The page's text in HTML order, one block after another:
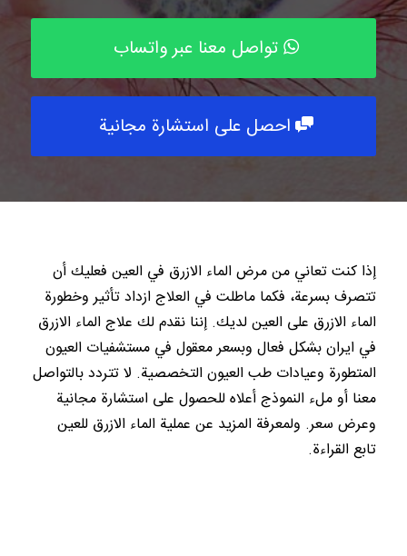
تواصل معنا عبر واتساب
احصل على استشارة مجانية
إذا كنت تعاني من مرض الماء الازرق في العين فعليك أن
تتصرف بسرعة، فكما ماطلت في العلاج ازداد تأثير وخطورة
الماء الازرق على العين لديك. إننا نقدم لك علاج الماء الازرق
في ايران بشكل فعال وبسعر معقول في مستشفيات العيون
المتطورة وعيادات طب العيون التخصصية. لا تتردد بالتواصل
معنا أو ملء النموذج أعلاه للحصول على استشارة مجانية
وعرض سعر. ولمعرفة المزيد عن عملية الماء الازرق للعين
تابع القراءة.